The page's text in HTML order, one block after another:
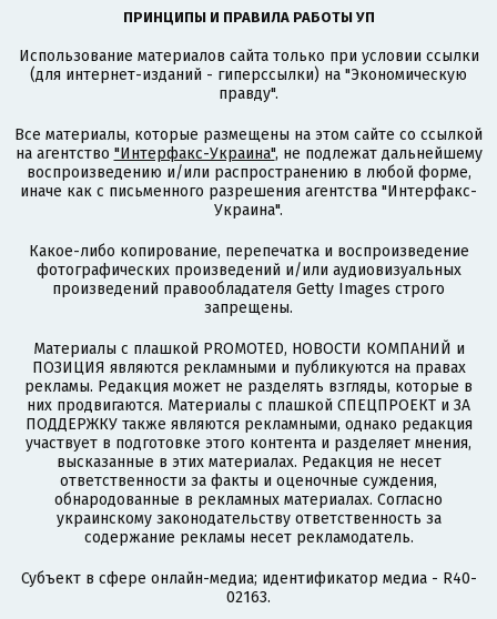
ПРИНЦИПЫ И ПРАВИЛА РАБОТЫ УП
Использование материалов сайта только при условии ссылки
(для интернет-изданий - гиперссылки) на "Экономическую
правду".
Все материалы, которые размещены на этом сайте со ссылкой
на агентство "Интерфакс-Украина", не подлежат дальнейшему
воспроизведению и/или распространению в любой форме,
иначе как с письменного разрешения агентства "Интерфакс-
Украина".
Какое-либо копирование, перепечатка и воспроизведение
фотографических произведений и/или аудиовизуальных
произведений правообладателя Getty Images строго
запрещены.
Материалы с плашкой PROMOTED, НОВОСТИ КОМПАНИЙ и
ПОЗИЦИЯ являются рекламными и публикуются на правах
рекламы. Редакция может не разделять взгляды, которые в
них продвигаются. Материалы с плашкой СПЕЦПРОЕКТ и ЗА
ПОДДЕРЖКУ также являются рекламными, однако редакция
участвует в подготовке этого контента и разделяет мнения,
высказанные в этих материалах. Редакция не несет
ответственности за факты и оценочные суждения,
обнародованные в рекламных материалах. Согласно
украинскому законодательству ответственность за
содержание рекламы несет рекламодатель.
Субъект в сфере онлайн-медиа; идентификатор медиа - R40-
02163.